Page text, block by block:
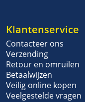
Klantenservice
Contacteer ons
Verzending
Retour en omruilen
Betaalwijzen
Veilig online kopen
Veelgestelde vragen